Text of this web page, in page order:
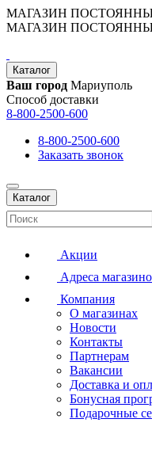
МАГАЗИН
МАГАЗИН
Каталог
Ваш город Мариуполь
Способ доставки
8-800-2500-600
8-800-2500-600
Заказать звонок
Каталог
Акции
Адреса
Компания
О магазинах
Новости
Контакты
Партнерам
Вакансии
Доставка и
Бонусная
Подарочные